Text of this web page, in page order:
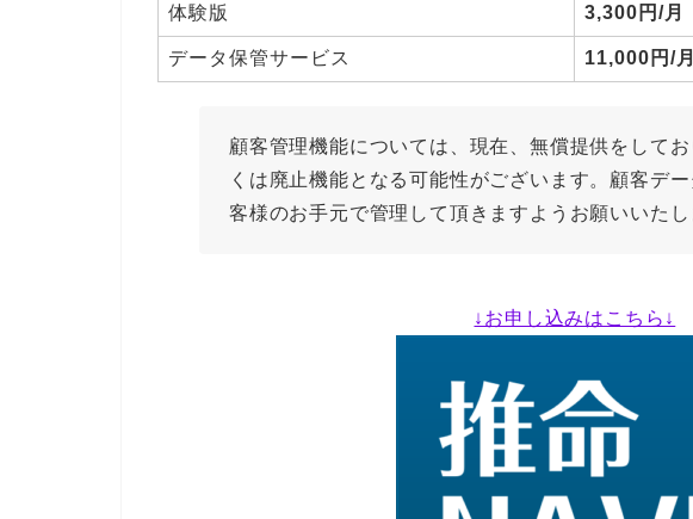
体験版 3,300円/月
データ保管サービス 11,000円/月
顧客管理機能については、現在、無償提供をして
くは廃止機能となる可能性がございます。顧客デ
客様のお手元で管理して頂きますようお願いいたし
↓お申し込みはこちら↓